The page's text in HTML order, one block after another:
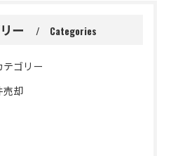
ー Categories
ゴリー
売却